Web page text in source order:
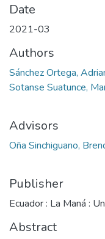
Date
2021-03
Authors
Sánchez Ortega,
Sotanse Suatunce,
Advisors
Oña Sinchiguano,
Publisher
Ecuador : La Maná :
Abstract